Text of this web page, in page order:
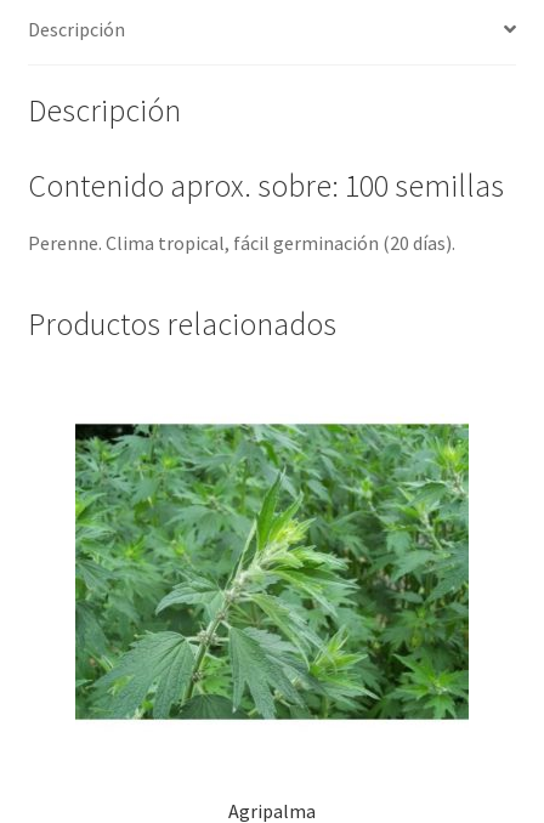
Descripción
Descripción
Contenido aprox. sobre: 100 semillas
Perenne. Clima tropical, fácil germinación (20 días).
Productos relacionados
Agripalma